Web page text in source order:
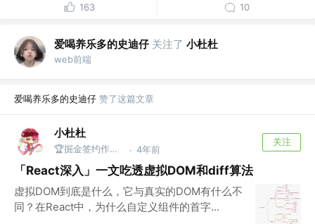
163 10
爱喝养乐多的史迪仔 关注了 小杜杜
web前端
爱喝养乐多的史迪仔 赞了这篇文章
小杜杜
🏆掘金签约作者 @公众号：杜杜的全栈之旅 · 4年前
关注
「React深入」一文吃透虚拟DOM和diff算法
虚拟DOM到底是什么，它与真实的DOM有什么不
同？在React中，为什么自定义组件的首字...